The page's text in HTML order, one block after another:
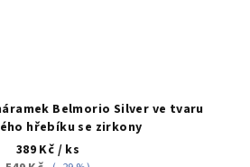
Belmorio Silver ve tvaru
hřebíku se zirkony
389 Kč / ks